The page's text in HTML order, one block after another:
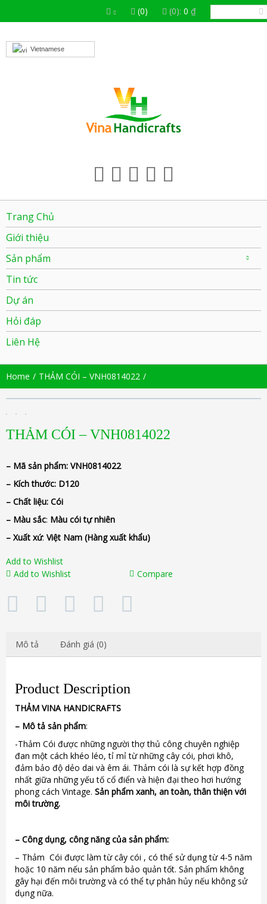
(0) (0): 0 ₫
Vietnamese
Trang Chủ
Giới thiệu
Sản phẩm
Tin tức
Dự án
Hỏi đáp
Liên Hệ
Home THẢM CÓI – VNH0814022
THẢM CÓI – VNH0814022
– Mã sản phẩm: VNH0814022
– Kích thước: D120
– Chất liệu: Cói
– Màu sắc: Màu cói tự nhiên
– Xuất xứ: Việt Nam (Hàng xuất khẩu)
Add to Wishlist
Add to Wishlist
Compare
Mô tả Đánh giá (0)
Product Description
THẢM VINA HANDICRAFTS
– Mô tả sản phẩm:
-Thảm Cói được những người thợ thủ công chuyên nghiệp
đan một cách khéo léo, tỉ mỉ từ những cây cói, phơi khô,
đảm bảo độ dẻo dai và êm ái. Thảm cói là sự kết hợp đồng
nhất giữa những yếu tố cổ điển và hiện đại theo hơi hướng
phong cách Vintage. Sản phẩm xanh, an toàn, thân thiện với
môi trường.
– Công dụng, công năng của sản phẩm:
– Thảm Cói được làm từ cây cói , có thể sử dụng từ 4-5 năm
hoặc 10 năm nếu sản phẩm bảo quản tốt. Sản phẩm không
gây hại đến môi trường và có thể tự phân hủy nếu không sử
dụng nữa.